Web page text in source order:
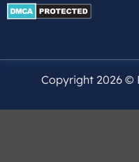
Copyright 2026 ©